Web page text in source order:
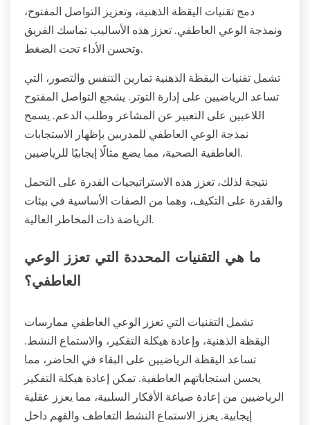
دمج تقنيات اليقظة الذهنية، وتعزيز التواصل المفتوح،
ونمذجة الوعي العاطفي. تعزز هذه الأساليب تماسك الفريق
وتحسن الأداء تحت الضغط.
تشمل تقنيات اليقظة الذهنية تمارين التنفس والتصور، التي
تساعد الرياضيين على إدارة التوتر. يشجع التواصل المفتوح
اللاعبين على التعبير عن المشاعر وطلب الدعم. يسمح
نمذجة الوعي العاطفي للمدربين بإظهار الاستجابات
العاطفية الصحية، مما يضع مثالًا إيجابيًا للرياضيين.
نتيجة لذلك، تعزز هذه الاستراتيجيات القدرة على التحمل
والقدرة على التكيف، وهما من الصفات الأساسية في بيئات
الرياضة ذات المخاطر العالية.
ما هي التقنيات المحددة التي تعزز الوعي
العاطفي؟
تشمل التقنيات التي تعزز الوعي العاطفي ممارسات
اليقظة الذهنية، وإعادة هيكلة التفكير، والاستماع النشط.
تساعد اليقظة الرياضيين على البقاء في الحاضر، مما
يحسن استجاباتهم العاطفية. تمكن إعادة هيكلة التفكير
الرياضيين من إعادة صياغة الأفكار السلبية، مما يعزز عقلية
إيجابية. يعزز الاستماع النشط التعاطف والفهم داخل